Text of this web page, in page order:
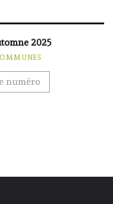
2025
numéro